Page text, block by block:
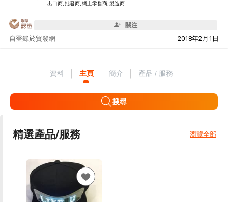
出口商, 批發商, 網上零售商, 製造商
關注
自 2018年2月1日
登錄於貿發網
資料 主頁 簡介 產品 / 服務
搜尋
精選產品/服務 瀏覽全部